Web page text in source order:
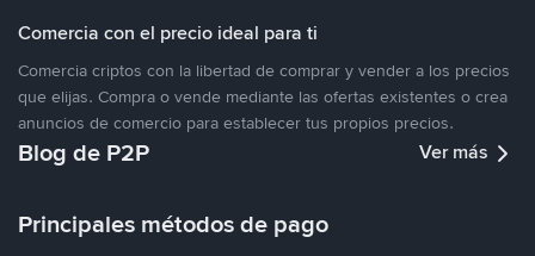
Comercia con el precio ideal para ti
Comercia criptos con la libertad de comprar y vender a los precios
que elijas. Compra o vende mediante las ofertas existentes o crea
anuncios de comercio para establecer tus propios precios.
Blog de P2P Ver más
Principales métodos de pago